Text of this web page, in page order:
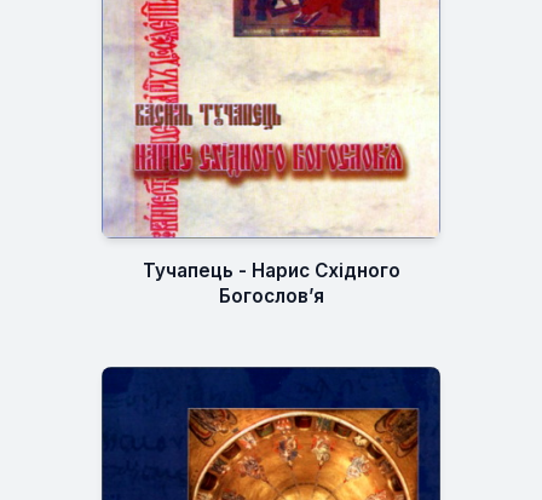
Тучапець - Нарис Східного
Богослов’я